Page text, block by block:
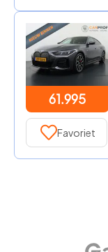
61.995
Favoriet